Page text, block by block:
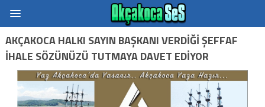
AKÇAKOCA HALKI SAYIN BAŞKANI VERDIĞI ŞEFFAF
İHALE SÖZÜNÜZÜ TUTMAYA DAVET EDIYOR